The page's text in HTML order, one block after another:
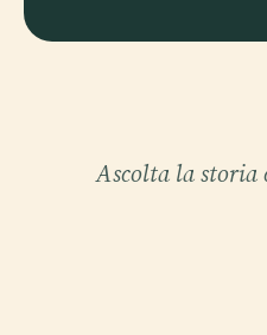
Ascolta la storia